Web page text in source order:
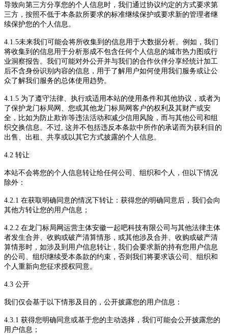
导致向第三方分享您的个人信息时，我们通过协议约定的方式要求第
三方，按照不低于本条款所要求的标准继续保护或要求新的管理者继
续保护您的个人信息。
4 .1.5未来我们可能会将所收集到的信息用于大数据分析。例如，我们
将收集到的信息用于分析形成不包含任何个人信息的城市热力图或行
业洞察报告。我们可能对外公开并与我们的合作伙伴分享经统计加工
后不含身份识别内容的信息，用于了解用户如何使用我们服务或让公
众了解我们服务的总体使用趋势。
4.1.5 为了遵守法律、执行或适用本站的使用条件和其他协议，或者为
了保护龙门标局 网、您或其他龙门标局 网客户的权利及其财产或安
全，比如为防止欺诈等违法活动和减少信用风险，而与其他公司和组
织交换信息。不过 , 这并不包括违反本条款中所作的承诺而为获利目的
出售、出租、共享或以其它方式披露的个人信息。
4.2 转让
本站不会将您的个人信息转让给任何公司、组织和个人，但以下情况
除外：
4.2.1 在获取明确同意的情况下转让：获得您的明确同意后，我们会向
其他方转让您的用户信息；
4.2.2 在龙门标局网 运营主体安徽一起吧科技有限公司与其他法律主体
者发生合并、收购或破产清算情形，或其他涉及合并、收购或破产清
算情形时，如涉及到用户信息转让，我们会要求新的持有您用户信息
的公司、组织继续受本条款的约束，否则我们将要求该公司、组织和
个人重新向您征求授权同意。
4.3 公开
我们仅会基于以下情形及目的 ，公开披露您的用户信息：
4.3.1 获得您明确同意或基于您的主动选择，我们可能会公开披露您的
用户信息；